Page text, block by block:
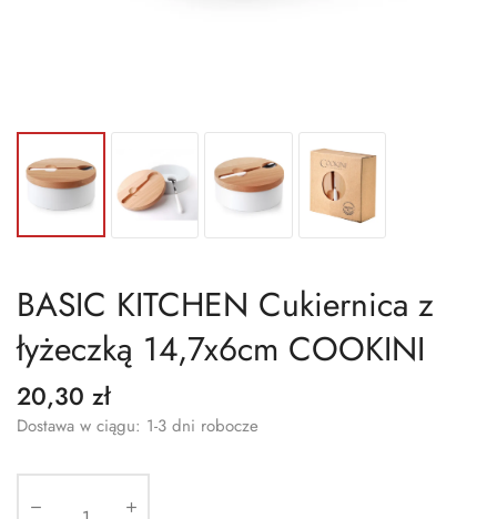
BASIC KITCHEN Cukiernica z
łyżeczką 14,7x6cm COOKINI
20,30 zł
Dostawa w ciągu: 1-3 dni robocze